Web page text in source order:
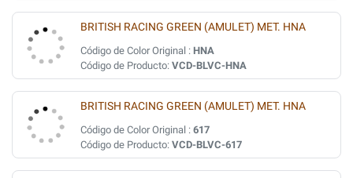
BRITISH RACING GREEN (AMULET) MET. HNA
Código de Color Original : HNA
Código de Producto: VCD-BLVC-HNA
BRITISH RACING GREEN (AMULET) MET. HNA
Código de Color Original : 617
Código de Producto: VCD-BLVC-617